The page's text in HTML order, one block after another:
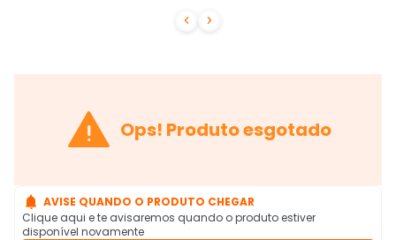
 
 Ops! Produto esgotado
 AVISE QUANDO O PRODUTO CHEGAR
Clique aqui e te avisaremos quando o produto estiver
disponível novamente